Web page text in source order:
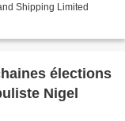
Shipping Limited
élections
Nigel